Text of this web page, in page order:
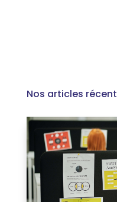
Nos articles